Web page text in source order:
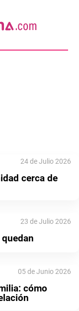
24 de Julio 2026
cerca de
23 de Julio 2026
05 de Junio 2026
cómo